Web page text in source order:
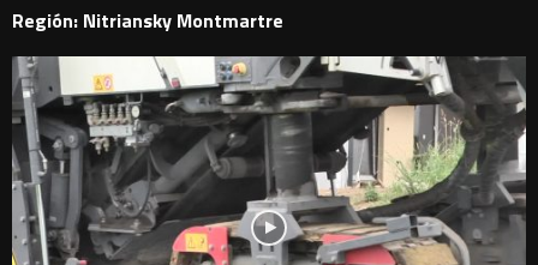
Región: Nitriansky Montmartre